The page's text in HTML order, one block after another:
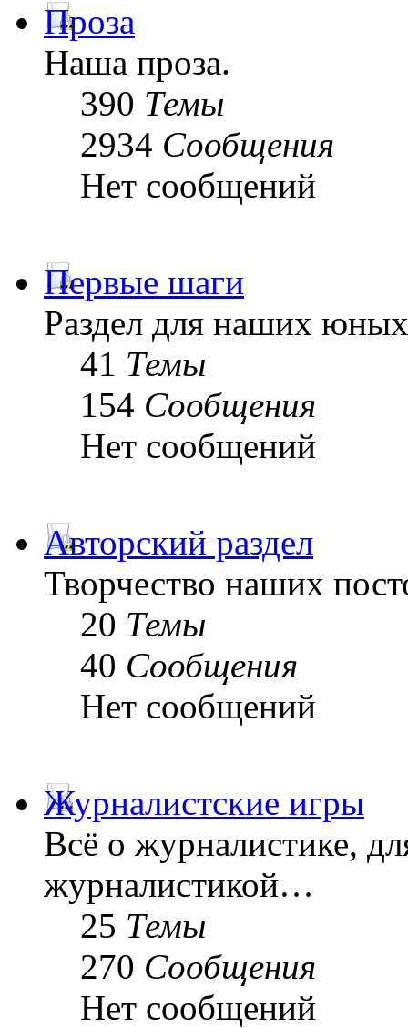
Проза
Наша проза.
390 Темы
2934 Сообщения
Нет сообщений
Первые шаги
Раздел для наших
41 Темы
154 Сообщения
Нет сообщений
Авторский раздел
Творчество наших
20 Темы
40 Сообщения
Нет сообщений
Журналистские игры
Всё о журналистике,
журналистикой…
25 Темы
270 Сообщения
Нет сообщений